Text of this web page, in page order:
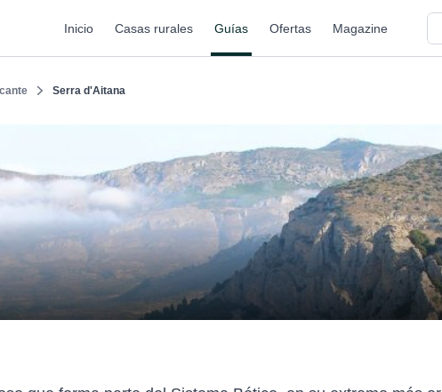
Inicio Casas rurales Guías Ofertas Magazine
Serra d'Aitana